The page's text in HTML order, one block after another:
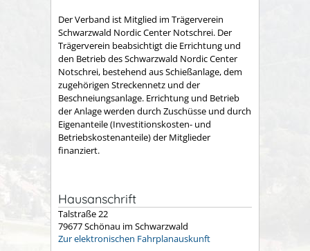
Der Verband ist Mitglied im Trägerverein
Schwarzwald Nordic Center Notschrei. Der
Trägerverein beabsichtigt die Errichtung und
den Betrieb des Schwarzwald Nordic Center
Notschrei, bestehend aus Schießanlage, dem
zugehörigen Streckennetz und der
Beschneiungsanlage. Errichtung und Betrieb
der Anlage werden durch Zuschüsse und durch
Eigenanteile (Investitionskosten- und
Betriebskostenanteile) der Mitglieder
finanziert.
Hausanschrift
Talstraße 22
79677Schönau im Schwarzwald
Zur elektronischen Fahrplanauskunft